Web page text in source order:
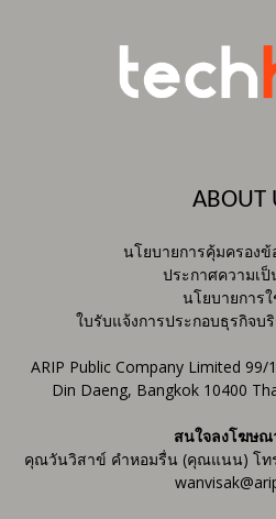
ABOUT
นโยบายการคุ้มครอง
ประกาศความเ
นโยบายการ
ใบรับแจ้งการประกอบธุรกิจ
ARIP Public Company Limited 99/
Din Daeng, Bangkok 10400
สนใจลงโฆษณ
คุณวันวิสาข์ คำหอมรื่น (คุณแนน) โทร